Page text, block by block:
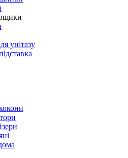
унітазу